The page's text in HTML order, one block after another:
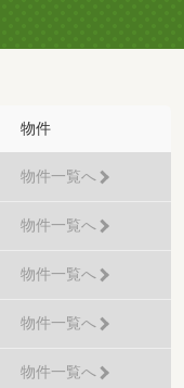
物件
物件一覧へ
物件一覧へ
物件一覧へ
物件一覧へ
物件一覧へ